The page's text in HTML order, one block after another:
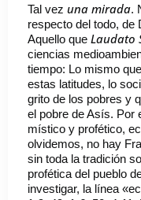
Tal vez una mirada.
respecto del todo, de
Aquello que Laudato
ciencias
tiempo: Lo mismo
estas latitudes, lo
grito de los pobres y
el pobre de Asís. Por
místico y profético,
olvidemos, no hay
sin toda la tradición
profética del pueblo
investigar, la línea